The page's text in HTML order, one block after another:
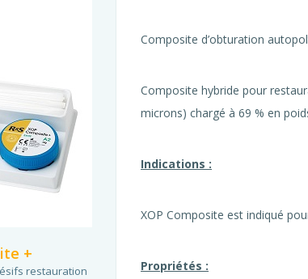
+
restauration
Composite d’obturation
Composite hybride pour
microns) chargé à 69 % en
Indications :
XOP Composite est indiqué
Propriétés :